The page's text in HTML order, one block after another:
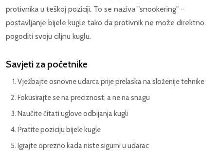
protivnika u teškoj poziciji. To se naziva "snookering" -
postavljanje bijele kugle tako da protivnik ne može direktno
pogoditi svoju ciljnu kuglu.
Savjeti za početnike
Vježbajte osnovne udarca prije prelaska na složenije tehnike
Fokusirajte se na preciznost, a ne na snagu
Naučite čitati uglove odbijanja kugli
Pratite poziciju bijele kugle
Igrajte oprezno kada niste sigurni u udarac